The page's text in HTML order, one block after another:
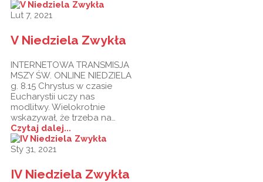
Lut 7, 2021
V Niedziela Zwykła
INTERNETOWA TRANSMISJA
MSZY ŚW. ONLINE NIEDZIELA
g. 8.15 Chrystus w czasie
Eucharystii uczy nas
modlitwy. Wielokrotnie
wskazywał, że trzeba na…
Czytaj dalej...
Sty 31, 2021
IV Niedziela Zwykła